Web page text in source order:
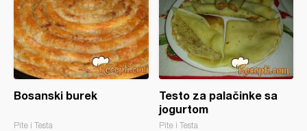
Bosanski burek
Pite i Testa
Testo za palačinke sa
jogurtom
Pite i Testa